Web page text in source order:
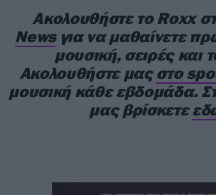
οι σειρές επιστημονικής
αγαπημένη του ταινία είναι το
αγαπημένο του τραγούδι το «Τα
δύο δύο προχωρούν». Είναι
αυτά που γράψαμε στις δύο
προτάσεις; Μπορεί.
Ημισκούμπρια στο Release
Ακολουθήστε το Roxx
Newsγια να μαθαίνετε
μουσική, σειρές και
Ακολουθήστε μαςστο
μουσική κάθε εβδομάδα.
μας βρίσκετε